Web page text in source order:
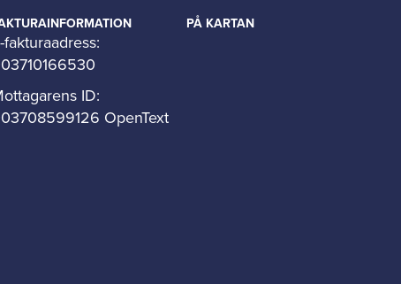
fakturaadress:
ID:
OpenText
PÅ KARTAN